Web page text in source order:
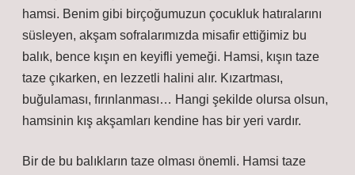
hamsi. Benim gibi birçoğumuzun çocukluk hatıralarını
süsleyen, akşam sofralarımızda misafir ettiğimiz bu
balık, bence kışın en keyifli yemeği. Hamsi, kışın taze
taze çıkarken, en lezzetli halini alır. Kızartması,
buğulaması, fırınlanması… Hangi şekilde olursa olsun,
hamsinin kış akşamları kendine has bir yeri vardır.
Bir de bu balıkların taze olması önemli. Hamsi taze